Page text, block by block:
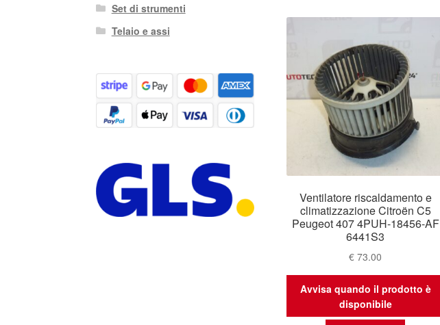
Ventilatore riscaldamento e
climatizzazione Citroën C5
Peugeot 407 4PUH-18456-AF
6441S3
€ 73.00
Avvisa quando il prodotto è
disponibile
Set di strumenti
Telaio e assi